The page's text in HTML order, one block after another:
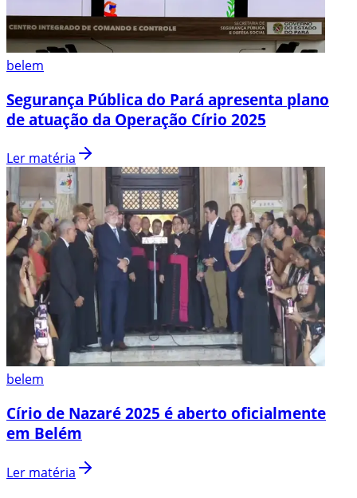
belem
Segurança Pública do Pará apresenta plano
de atuação da Operação Círio 2025
Ler matéria
belem
Círio de Nazaré 2025 é aberto oficialmente
em Belém
Ler matéria